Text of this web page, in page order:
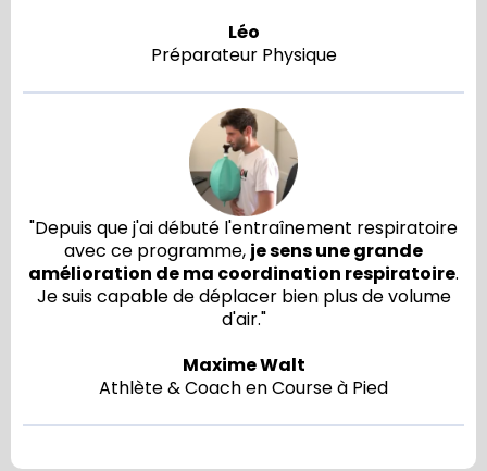
Léo
Préparateur Physique
"Depuis que j'ai débuté l'entraînement respiratoire
avec ce programme, je sens une grande
amélioration de ma coordination respiratoire.
Je suis capable de déplacer bien plus de volume
d'air."
Maxime Walt
Athlète & Coach en Course à Pied